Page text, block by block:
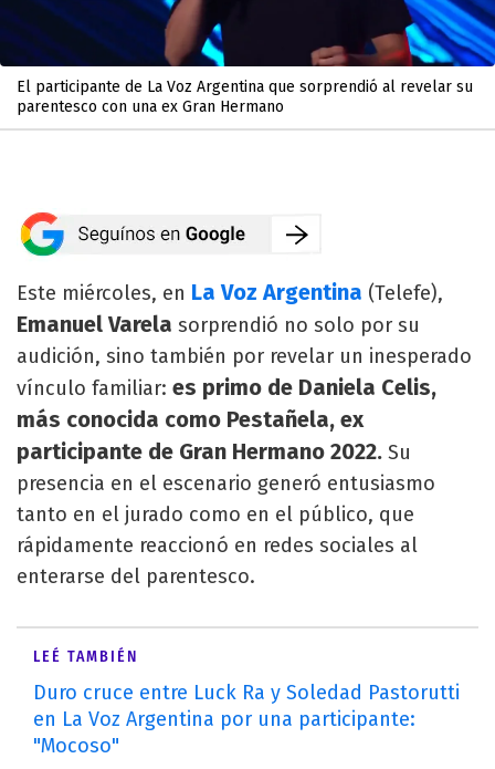
El participante de La Voz Argentina que sorprendió al revelar su
parentesco con una ex Gran Hermano
Este miércoles, en La Voz Argentina (Telefe),
Emanuel Varela sorprendió no solo por su
audición, sino también por revelar un inesperado
vínculo familiar: es primo de Daniela Celis,
más conocida como Pestañela, ex
participante de Gran Hermano 2022. Su
presencia en el escenario generó entusiasmo
tanto en el jurado como en el público, que
rápidamente reaccionó en redes sociales al
enterarse del parentesco.
LEÉ TAMBIÉN
Duro cruce entre Luck Ra y Soledad Pastorutti
en La Voz Argentina por una participante:
"Mocoso"